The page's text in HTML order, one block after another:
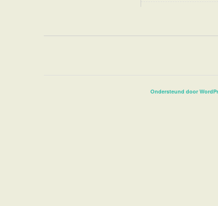
Ondersteund door